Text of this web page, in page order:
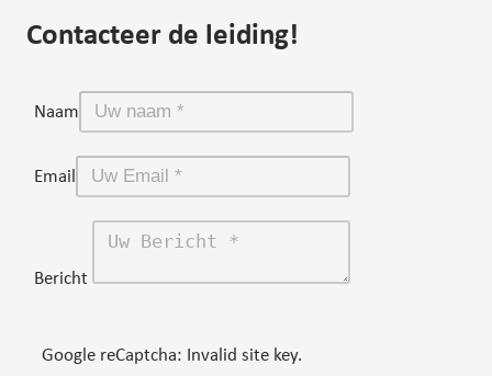
Contacteer de leiding!
Naam
Email
Bericht
Google reCaptcha: Invalid site key.